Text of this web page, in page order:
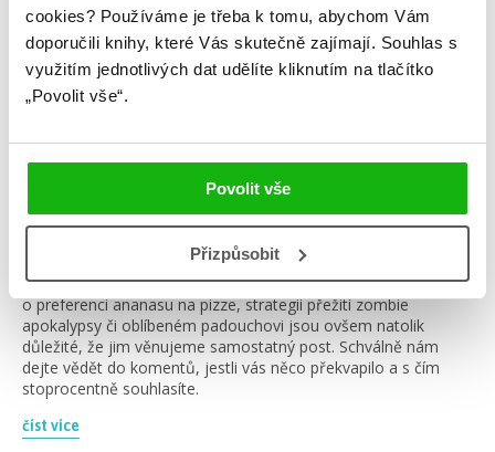
cookies? Používáme je třeba k tomu, abychom Vám
doporučili knihy, které Vás skutečně zajímají. Souhlas s
využitím jednotlivých dat udělíte kliknutím na tlačítko
„Povolit vše“.
Povolit vše
Přizpůsobit
#claudiagray #estellemaskame
HumbookFest Q&A
Autorům letošního HumbookFestu jsme položili 10 zásadních
otázek, které na festivalové besedě asi nepadnou… Informace
o preferenci ananasu na pizze, strategii přežití zombie
apokalypsy či oblíbeném padouchovi jsou ovšem natolik
důležité, že jim věnujeme samostatný post. Schválně nám
dejte vědět do komentů, jestli vás něco překvapilo a s čím
stoprocentně souhlasíte.
číst více